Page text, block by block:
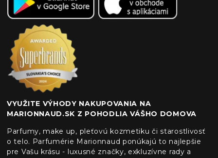
VYUŽITE VÝHODY NAKUPOVANIA NA
MARIONNAUD.SK Z POHODLIA VÁŠHO DOMOVA
Parfumy, make up, pleťovú kozmetiku či starostlivosť
o telo. Parfumérie Marionnaud ponúkajú to najlepšie
pre Vašu krásu - luxusné značky, exkluzívne rady a